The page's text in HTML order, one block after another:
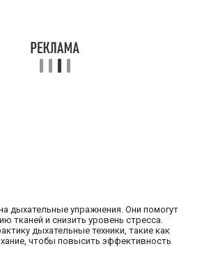
дыхательные упражнения. Они помогут
тканей и снизить уровень стресса.
дыхательные техники, такие как
чтобы повысить эффективность